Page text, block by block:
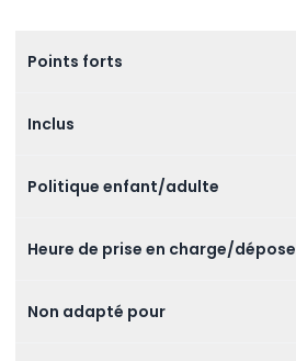
Points forts
Inclus
Politique enfant/adulte
Heure de prise en charge/dépose
Non adapté pour